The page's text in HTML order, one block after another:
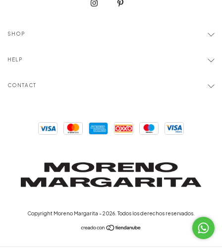
SHOP
HELP
CONTACT
Copyright Moreno Margarita - 2026. Todos los derechos reservados.